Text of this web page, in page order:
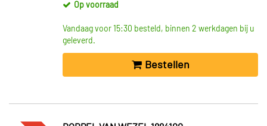
Op voorraad
Vandaag voor 15:30 besteld, binnen 2 werkdagen bij u
geleverd.
Bestellen